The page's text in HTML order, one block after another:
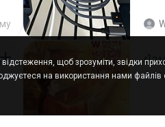
ฝ่า
6.4
щоб зрозуміти, звідки
на використання нами файлів